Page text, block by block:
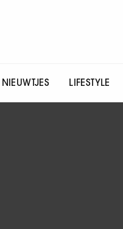
NIEUWTJES LIFESTYLE